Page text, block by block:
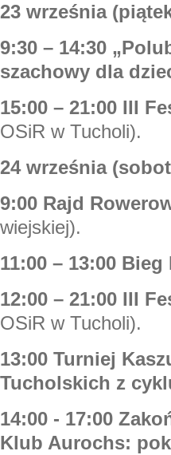
23 września
9:30 – 14:30
szachowy dla
15:00 – 21:00 III
OSiR w Tucholi).
24 września
9:00 Rajd
wiejskiej).
11:00 – 13:00
12:00 – 21:00 III
OSiR w Tucholi).
13:00 Turniej
Tucholskich z
14:00 - 17:00
Klub Aurochs: